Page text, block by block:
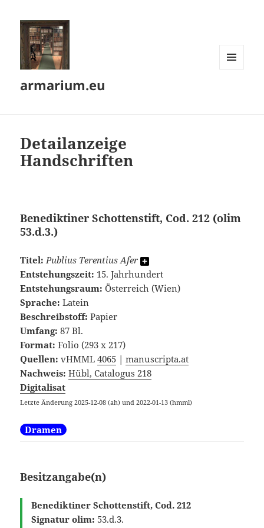
armarium.eu
Detailanzeige
Handschriften
Benediktiner Schottenstift, Cod. 212 (olim
53.d.3.)
Titel:Publius Terentius Afer
Entstehungszeit: 15. Jahrhundert
Entstehungsraum:Österreich (Wien)
Sprache:Latein
Beschreibstoff:Papier
Umfang:87 Bl.
Format:Folio (293 x 217)
Quellen:vHMML4065 |manuscripta.at
Nachweis:Hübl, Catalogus 218
Digitalisat
Letzte Änderung 2025-12-08 (ah) und 2022-01-13 (hmml)
Dramen
Besitzangabe(n)
Benediktiner Schottenstift, Cod. 212
Signatur olim: 53.d.3.